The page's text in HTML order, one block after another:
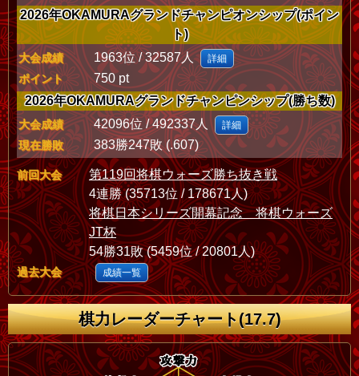
2026年OKAMURAグランドチャンピオンシップ(ポイン
ト)
大会成績 1963位 / 32587人 詳細
ポイント
750 pt
2026年OKAMURAグランドチャンピンシップ(勝ち数)
大会成績 42096位 / 492337人 詳細
現在勝敗 383勝247敗 (.607)
前回大会
第119回将棋ウォーズ勝ち抜き戦
4連勝 (35713位 / 178671人)
将棋日本シリーズ開幕記念 将棋ウォーズ
JT杯
54勝31敗 (5459位 / 20801人)
過去大会 成績一覧
棋力レーダーチャート(17.7)